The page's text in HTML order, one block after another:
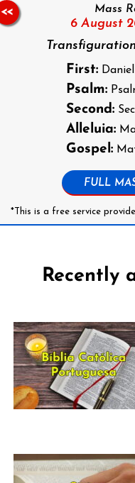
Mass
6 August
First: Daniel
Psalm:
Second:
Alleluia:
Gospel:
FULL
*This is a free service
<<
Recently
Bíblia
July 16,
The